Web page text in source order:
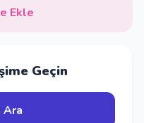
Ekle
Geçin
Ara